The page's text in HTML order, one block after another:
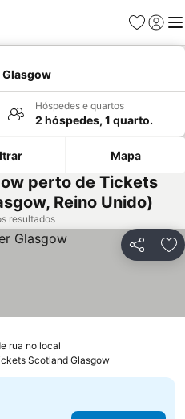
Favoritos
Iniciar
Glasgow
Hóspedes e quartos
2 hóspedes, 1 quarto.
Mapa
perto de Tickets
Reino Unido)
resultados
Partilhar
rua no local
Scotland Glasgow